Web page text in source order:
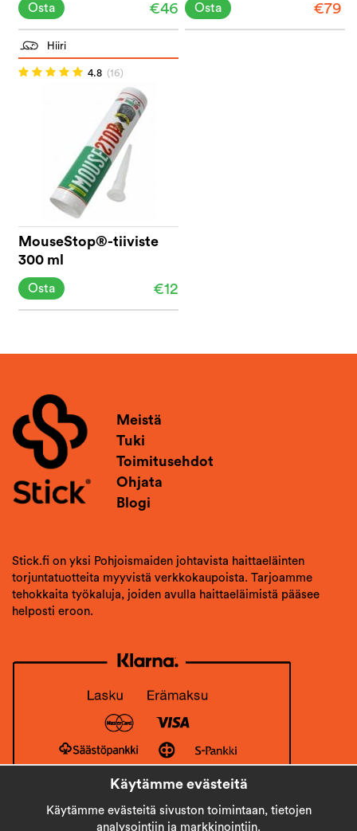
€46
Osta €79
Osta
Hiiri
4.8 (16)
MouseStop®-tiiviste
300 ml
€12
Osta
Meistä
Tuki
Toimitusehdot
Ohjata
Blogi
Stick.fi on yksi Pohjoismaiden johtavista haittaeläinten
torjuntatuotteita myyvistä verkkokaupoista. Tarjoamme
tehokkaita työkaluja, joiden avulla haittaeläimistä pääsee
helposti eroon.
Käytämme evästeitä
Käytämme evästeitä sivuston toimintaan, tietojen
analysointiin ja markkinointiin.